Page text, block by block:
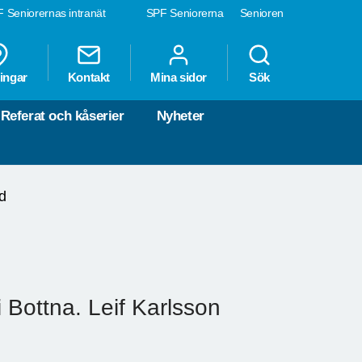
SPF Seniorerna Senioren
Seniorernas intranät
Kontakt Mina sidor Sök
Referat och kåserier Nyheter
Leif Karlsson